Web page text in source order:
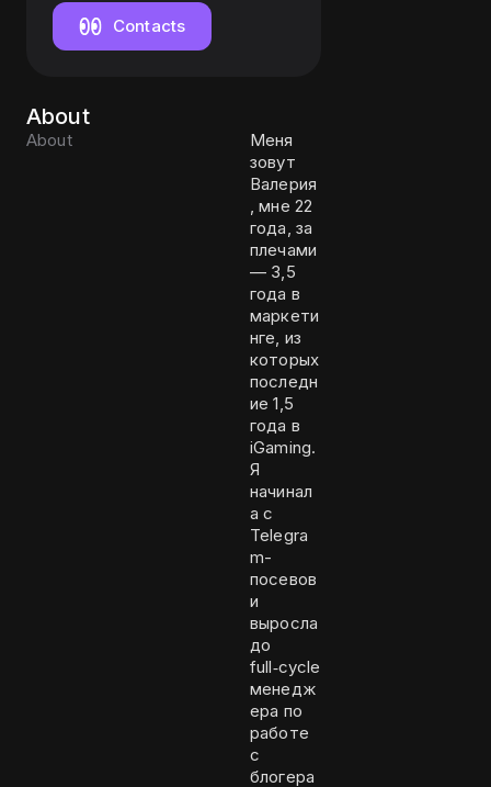
Contacts
About
About
Меня
зовут
Валерия
, мне 22
года, за
плечами
— 3,5
года в
маркети
нге, из
которых
последн
ие 1,5
года в
iGaming.
Я
начинал
а с
Telegra
m-
посевов
и
выросла
до
full‑cycle
менедж
ера по
работе
с
блогера